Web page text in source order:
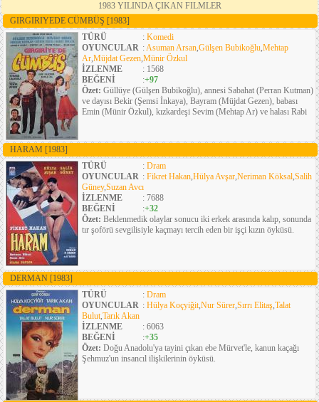
1983 YILINDA ÇIKAN FILMLER
GIRGIRIYEDE CÜMBÜŞ [1983]
TÜRÜ
: Komedi
OYUNCULAR :Asuman Arsan,Gülşen Bubikoğlu,Mehtap
Ar,Müjdat Gezen,Münir Özkul
İZLENME
: 1568
BEĞENİ
:+97
Özet: Güllüye (Gülşen Bubikoğlu), annesi Sabahat (Perran Kutman)
ve dayısı Bekir (Şemsi İnkaya), Bayram (Müjdat Gezen), babası
Emin (Münir Özkul), kızkardeşi Sevim (Mehtap Ar) ve halası Rabi
HARAM [1983]
TÜRÜ
: Dram
OYUNCULAR : Fikret Hakan,Hülya Avşar,Neriman Köksal,Salih
Güney,Suzan Avcı
İZLENME
: 7688
BEĞENİ
:+32
Özet: Beklenmedik olaylar sonucu iki erkek arasında kalıp, sonunda
tır şoförü sevgilisiyle kaçmayı tercih eden bir işçi kızın öyküsü.
DERMAN [1983]
TÜRÜ
: Dram
OYUNCULAR : Hülya Koçyiğit,Nur Sürer,Sırrı Elitaş,Talat
Bulut,Tarık Akan
İZLENME
: 6063
BEĞENİ
:+35
Özet: Doğu Anadolu'ya tayini çıkan ebe Mürvet'le, kanun kaçağı
Şehmuz'un insancıl ilişkilerinin öyküsü.